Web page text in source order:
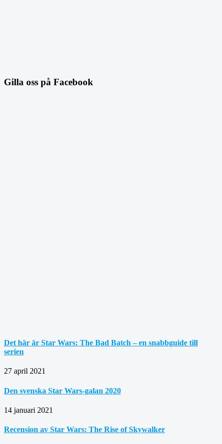
Gilla oss på Facebook
Det här är Star Wars: The Bad Batch – en snabbguide till
serien
27 april 2021
Den svenska Star Wars-galan 2020
14 januari 2021
Recension av Star Wars: The Rise of Skywalker